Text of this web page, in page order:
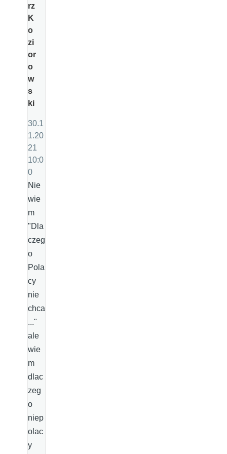
rz
K
o
zi
or
o
w
s
ki
30.1
1.20
21
10:0
0
Nie
wie
m
"Dla
czeg
o
Pola
cy
nie
chca
..."
ale
wie
m
dlac
zeg
o
niep
olac
y